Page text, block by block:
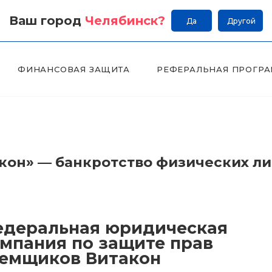
Ваш город Челябинск? Да Другой
ФИНАНСОВАЯ ЗАЩИТА РЕФЕРАЛЬНАЯ
— банкротство физических
юридическая
по защите прав
Витакон